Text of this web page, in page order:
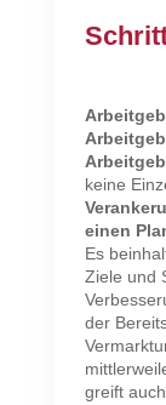
keine
einen
Es
Ziele und
der
greift